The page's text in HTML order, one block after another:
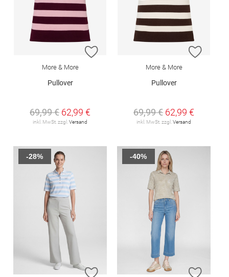
ZUR WUNSCHLISTE HINZUFÜGEN
More & More
Pullover
69,99 € 62,99 €
inkl. MwSt. zzgl.Versand
ZUR
More & More
Pullover
69,99 € 62,99 €
inkl. MwSt. zzgl.Versand
ZUR WUNSCHLISTE HINZUFÜGEN
-28%
ZUR
-40%